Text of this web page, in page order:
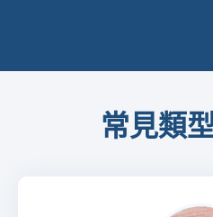
常見類